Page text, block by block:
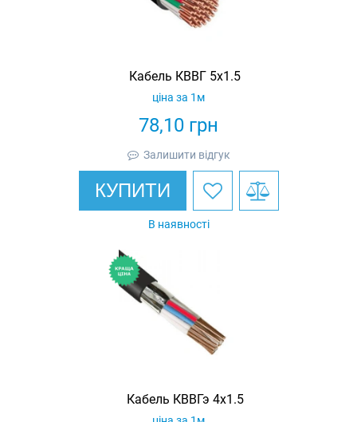
Кабель КВВГ 5х1.5
78,10 грн
ціна за 1м
Залишити відгук
КУПИТИ
В наявності
Кабель КВВГэ 4х1.5